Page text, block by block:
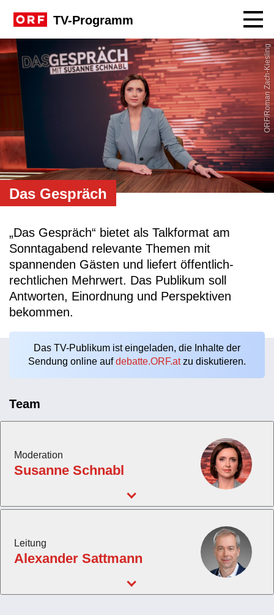
TV-Programm
Sendungssite Das Gespräch
ORF/Roman Zach-Kiesling
Das Gespräch
„Das Gespräch“ bietet als Talkformat am
Sonntagabend relevante Themen mit
spannenden Gästen und liefert öffentlich-
rechtlichen Mehrwert. Das Publikum soll
Antworten, Einordnung und Perspektiven
bekommen.
Sendungshinweis
Das TV-Publikum ist eingeladen, die Inhalte der
Sendung online aufdebatte.ORF.atzu diskutieren.
Team
Moderation
Susanne Schnabl
Leitung
Alexander Sattmann